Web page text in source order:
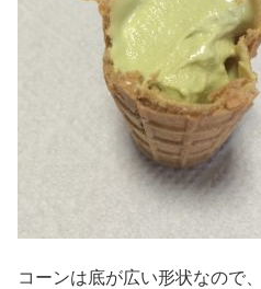
コーンは底が広い形状なので